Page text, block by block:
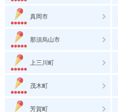
真岡市
那須烏山市
上三川町
茂木町
芳賀町